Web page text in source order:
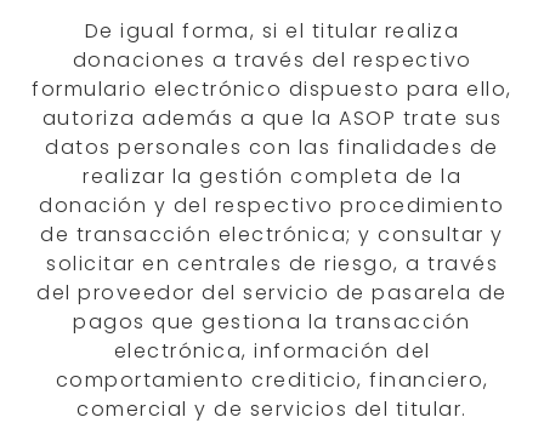
De igual forma, si el titular realiza
donaciones a través del respectivo
formulario electrónico dispuesto para ello,
autoriza además a que la ASOP trate sus
datos personales con las finalidades de
realizar la gestión completa de la
donación y del respectivo procedimiento
de transacción electrónica; y consultar y
solicitar en centrales de riesgo, a través
del proveedor del servicio de pasarela de
pagos que gestiona la transacción
electrónica, información del
comportamiento crediticio, financiero,
comercial y de servicios del titular.